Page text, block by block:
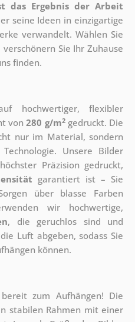
das Ergebnis der Arbeit
seine Ideen in einzigartige
verwandelt. Wählen Sie
Sie Ihr Zuhause
finden.
hochwertiger, flexibler
von280 g/m2gedruckt. Die
nur im Material, sondern
Unsere Bilder
Präzision gedruckt,
garantiert ist – Sie
über blasse Farben
wir hochwertige,
, die geruchlos sind und
Luft abgeben, sodass Sie
können.
zum Aufhängen! Die
stabilen Rahmen mit einer